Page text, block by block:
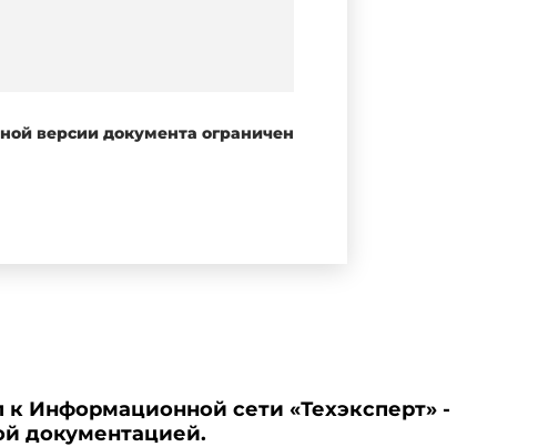
версии документа ограничен
Информационной сети «Техэксперт» -
документацией.